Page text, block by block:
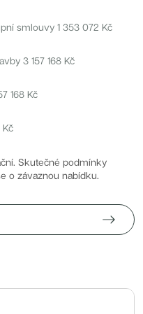
smlouvy 1 353 072 Kč
3 157 168 Kč
168 Kč
Kč
Skutečné podmínky
o závaznou nabídku.